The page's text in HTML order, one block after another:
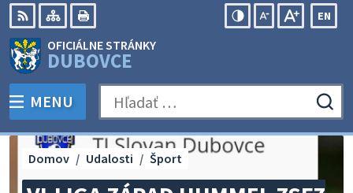
Preskočiť
na
obsah
RSS Mapa
EN
OFICIÁLNE STRÁNKY
DUBOVCE
PREPNÚŤ
MENU Hľadať:
Domov Udalosti Šport